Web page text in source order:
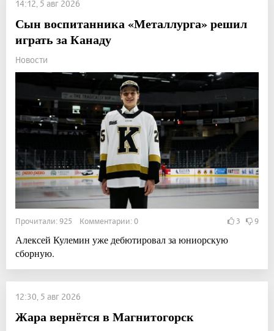
14:12, 5 авг 2026
Сын воспитанника «Металлурга» решил
играть за Канаду
Новости
Прочитали: 925 Комментарии: 0 3 9
Алексей Кулемин уже дебютировал за юниорскую
сборную.
12:30, 5 авг 2026
Жара вернётся в Магнитогорск